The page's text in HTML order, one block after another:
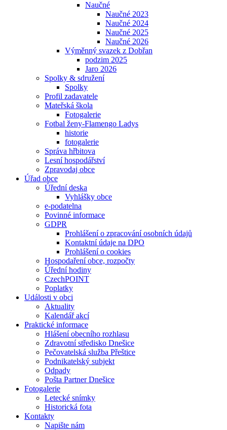
Naučné
Naučné 2023
Naučné 2024
Naučné 2025
Naučné 2026
Výměnný svazek z Dobřan
podzim 2025
Jaro 2026
Spolky & sdružení
Spolky
Profil zadavatele
Mateřská škola
Fotogalerie
Fotbal ženy-Flamengo Ladys
historie
fotogalerie
Správa hřbitova
Lesní hospodářství
Zpravodaj obce
Úřad obce
Úřední deska
Vyhlášky obce
e-podatelna
Povinné informace
GDPR
Prohlášení o zpracování osobních údajů
Kontaktní údaje na DPO
Prohlášení o cookies
Hospodaření obce, rozpočty
Úřední hodiny
CzechPOINT
Poplatky
Události v obci
Aktuality
Kalendář akcí
Praktické informace
Hlášení obecního rozhlasu
Zdravotní středisko Dnešice
Pečovatelská služba Přeštice
Podnikatelský subjekt
Odpady
Pošta Partner Dnešice
Fotogalerie
Letecké snímky
Historická fota
Kontakty
Napište nám